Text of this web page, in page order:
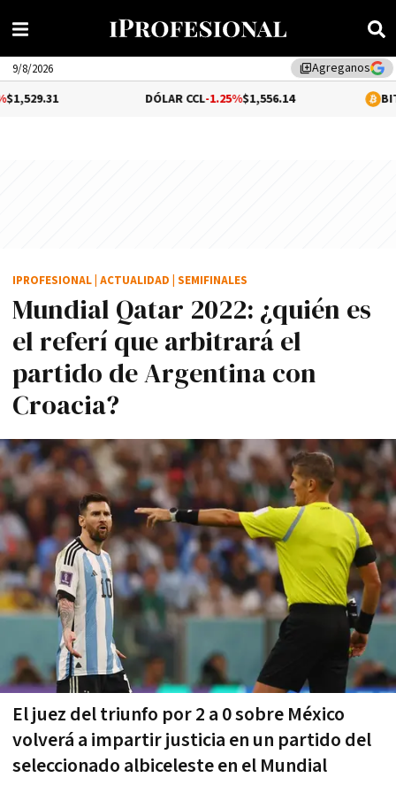
library_addAgreganos
9/8/2026
-1.25%$1,556.14 -0.1%
Mundial Qatar 2022: ¿quién es
el referí que arbitrará el
partido de Argentina con
Croacia?
El juez del triunfo por 2 a 0 sobre México
volverá a impartir justicia en un partido del
seleccionado albiceleste en el Mundial
IPROFESIONAL ACTUALIDAD SEMIFINALES